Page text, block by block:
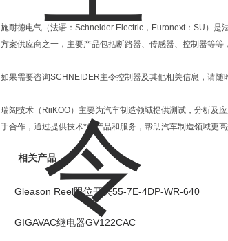
施耐德电气（法语：Schneider Electric，Euronext：SU）是
方案供应商之一，主要产品包括断路器、传感器、控制器等
如果需要咨询SCHNEIDER主令控制器及其他相关信息，请随
瑞阔技术（RiiKOO）主要为汽车制造领域提供测试，分析及
手合作，通过提供技术*的产品和服务，帮助汽车制造领域更
相关产品
Gleason Reel限位开关55-7E-4DP-WR-640
GIGAVAC继电器GV122CAC